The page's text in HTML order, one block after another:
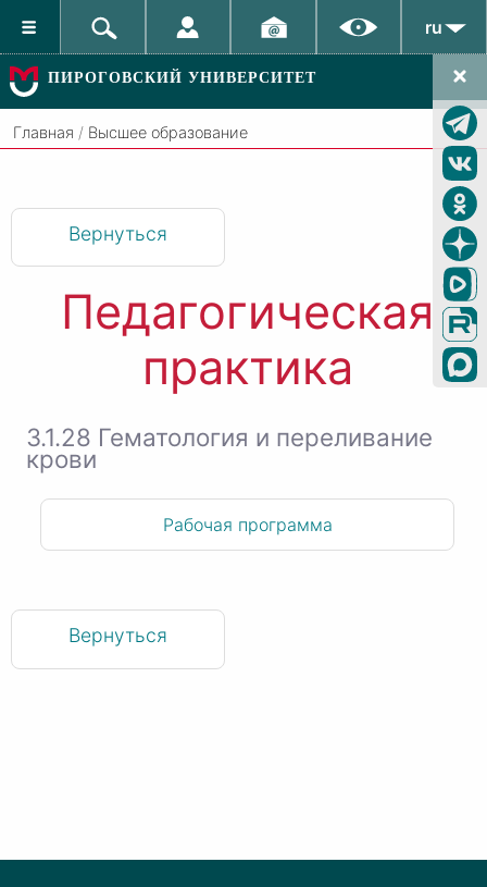
ru
ПИРОГОВСКИЙ УНИВЕРСИТЕТ
Главная / Высшее образование
Вернуться
Педагогическая
практика
3.1.28 Гематология и переливание
крови
Рабочая программа
Вернуться